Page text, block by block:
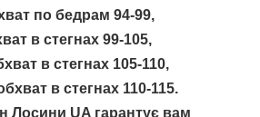
по бедрам 94-99,
в стегнах 99-105,
в стегнах 105-110,
в стегнах 110-115.
Лосини UA гарантує вам